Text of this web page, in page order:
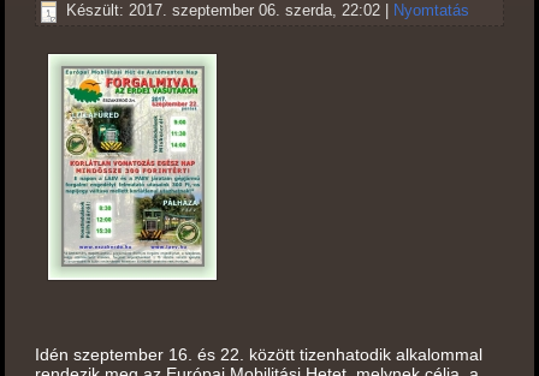
Készült: 2017. szeptember 06. szerda, 22:02 Nyomtatás
Idén szeptember 16. és 22. között tizenhatodik alkalommal